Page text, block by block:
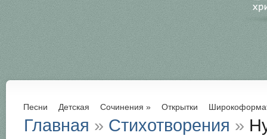
Песни Детская Сочинения » Открытки
Главная » Стихотворения »